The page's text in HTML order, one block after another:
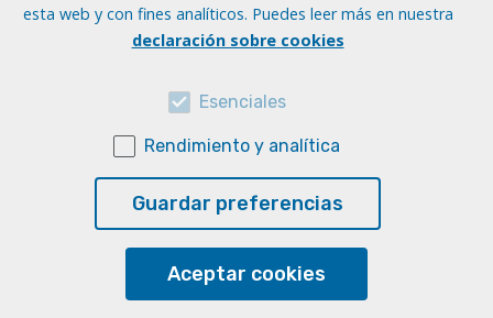
esta web y con fines analíticos. Puedes leer más en nuestra
declaración sobre cookies
Esenciales
Rendimiento y analítica
Guardar preferencias
Aceptar cookies